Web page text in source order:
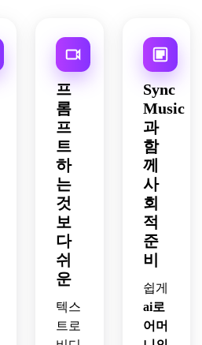
프
롬
프
트
하
는
것
보
다
쉬
운
텍스
트로
Sync
Music
과
함
께
사
회
적
준
비
쉽게
ai로
어머